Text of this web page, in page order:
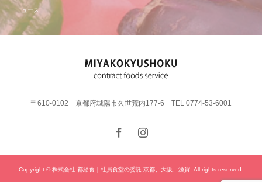
ニュース
〒610-0102 京都府城陽市久世荒内177-6 TEL 0774-53-6001
Copyright © 株式会社 都給食｜社員食堂の委託-京都、大阪、滋賀. All rights reserved.